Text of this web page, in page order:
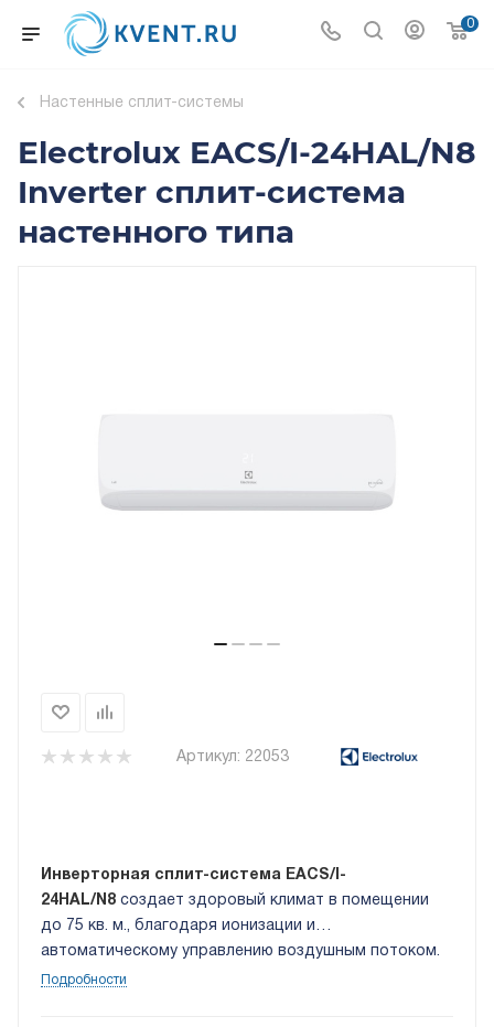
0
Настенные сплит-системы
Electrolux EACS/I-24HAL/N8
Inverter сплит-система
настенного типа
Артикул: 22053
Инверторная сплит-система EACS/I-
24HAL/N8 создает здоровый климат в помещении
до 75 кв. м., благодаря ионизации и
автоматическому управлению воздушным потоком.
Благодаря возможности управления по Wi-Fi, Вы
Подробности